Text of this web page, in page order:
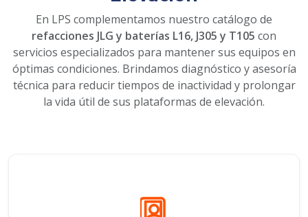
En LPS complementamos nuestro catálogo de
refacciones JLG y baterías L16, J305 y T105 con
servicios especializados para mantener sus equipos en
óptimas condiciones. Brindamos diagnóstico y asesoría
técnica para reducir tiempos de inactividad y prolongar
la vida útil de sus plataformas de elevación.